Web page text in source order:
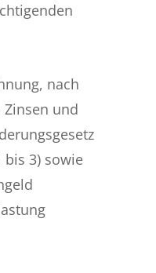
nach
Zinsen und
bis 3) sowie